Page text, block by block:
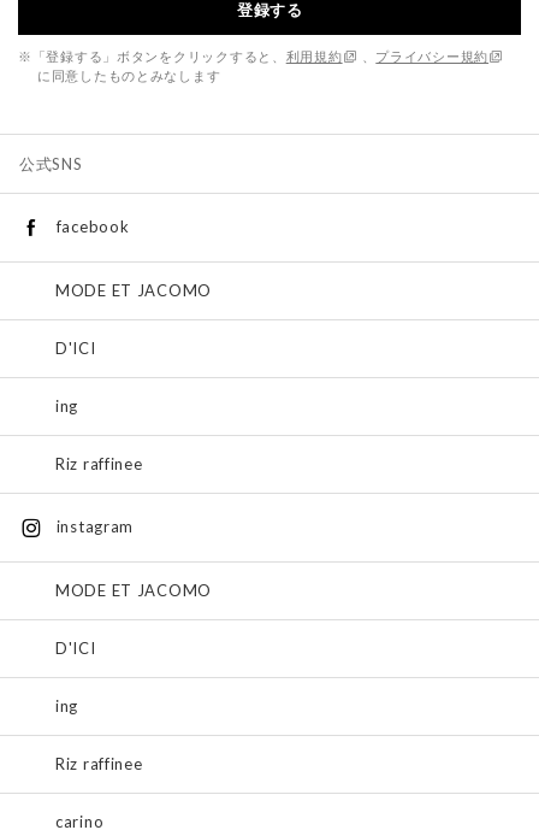
登録する
※「登録する」ボタンをクリックすると、 利用規約
プライバシー規約
に同意したものとみなします
公式SNS
facebook
MODE ET JACOMO
D'ICI
ing
Riz raffinee
instagram
MODE ET JACOMO
D'ICI
ing
Riz raffinee
carino